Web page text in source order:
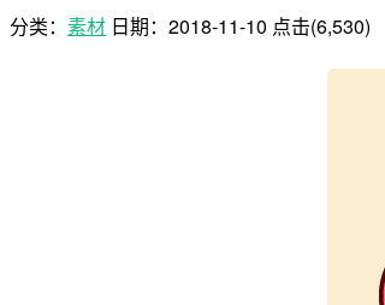
分类： 素材 日期： 2018-11-10 点击(6,530)